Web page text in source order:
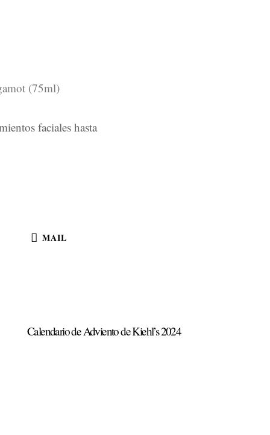
(75ml)
faciales hasta
MAIL
Calendario de Adviento de Kiehl’s 2024